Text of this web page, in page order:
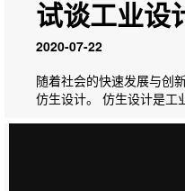
试谈工业设
2020-07-22
随着社会的快速发展与创
仿生设计。 仿生设计是工